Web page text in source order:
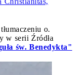
o.
w serii Źródła
św. Benedykta"